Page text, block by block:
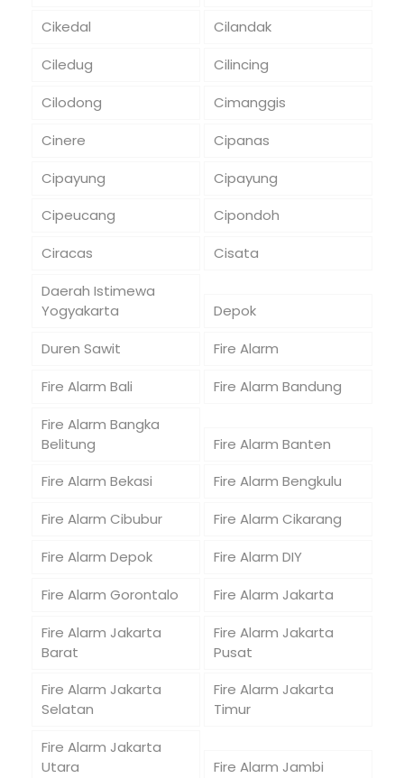
Cikedal
Cilandak
Ciledug
Cilincing
Cilodong
Cimanggis
Cinere
Cipanas
Cipayung
Cipayung
Cipeucang
Cipondoh
Ciracas
Cisata
Daerah Istimewa
Yogyakarta
Depok
Duren Sawit
Fire Alarm
Fire Alarm Bali
Fire Alarm Bandung
Fire Alarm Bangka
Belitung
Fire Alarm Banten
Fire Alarm Bekasi
Fire Alarm Bengkulu
Fire Alarm Cibubur
Fire Alarm Cikarang
Fire Alarm Depok
Fire Alarm DIY
Fire Alarm Gorontalo
Fire Alarm Jakarta
Fire Alarm Jakarta
Barat
Fire Alarm Jakarta
Pusat
Fire Alarm Jakarta
Selatan
Fire Alarm Jakarta
Timur
Fire Alarm Jakarta
Utara
Fire Alarm Jambi